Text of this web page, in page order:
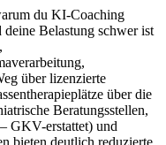
du KI-Coaching
Belastung schwer ist
über lizenzierte
über die
Beratungsstellen,
GKV-erstattet) und
bieten deutlich reduzierte